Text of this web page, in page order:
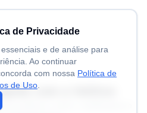
com a
públicos, enem, vestibulares e
de Privacidade
e de análise para
Ao continuar
com nossa Política de
de Uso